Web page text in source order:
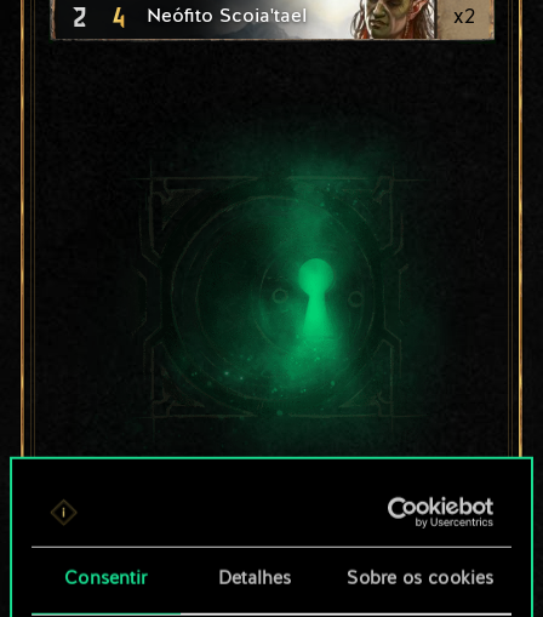
Consentir Detalhes Sobre os cookies
2 4 Neófito Scoia'tael x2
Por enquanto, isto é
apenas um conjunto